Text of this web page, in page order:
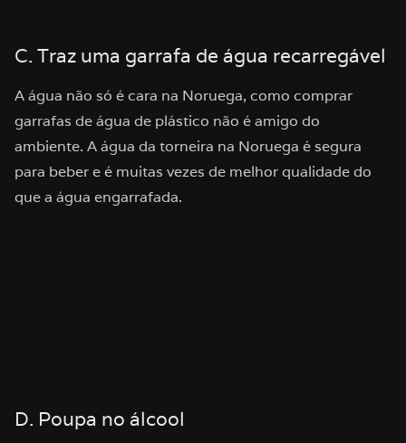
C. Traz uma garrafa de água recarregável
A água não só é cara na Noruega, como comprar
garrafas de água de plástico não é amigo do
ambiente. A água da torneira na Noruega é segura
para beber e é muitas vezes de melhor qualidade do
que a água engarrafada.
D. Poupa no álcool